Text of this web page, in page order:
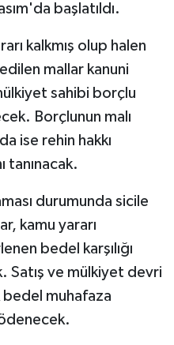
başlatıldı.
kalkmış olup halen
mallar kanuni
sahibi borçlu
Borçlunun malı
ise rehin hakkı
tanınacak.
durumunda sicile
kamu yararı
bedel karşılığı
Satış ve mülkiyet devri
muhafaza